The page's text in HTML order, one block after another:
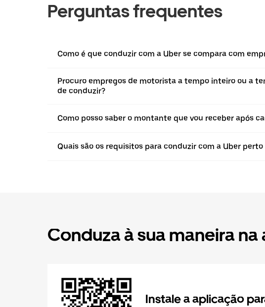
Perguntas frequentes
Como é que conduzir com a Uber se compara com
Procuro empregos de motorista a tempo inteiro ou a
de conduzir?
Como posso saber o montante que vou receber após
Quais são os requisitos para conduzir com a Uber perto
Conduza à sua maneira
Instale a aplicação